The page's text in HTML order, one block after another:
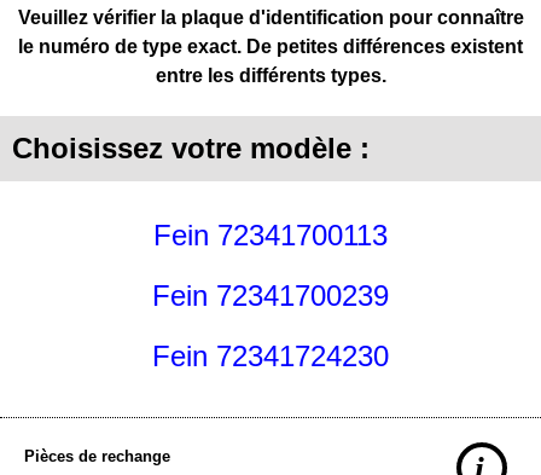
Veuillez vérifier la plaque d'identification pour connaître
le numéro de type exact. De petites différences existent
entre les différents types.
Choisissez votre modèle :
Fein 72341700113
Fein 72341700239
Fein 72341724230
Pièces de rechange